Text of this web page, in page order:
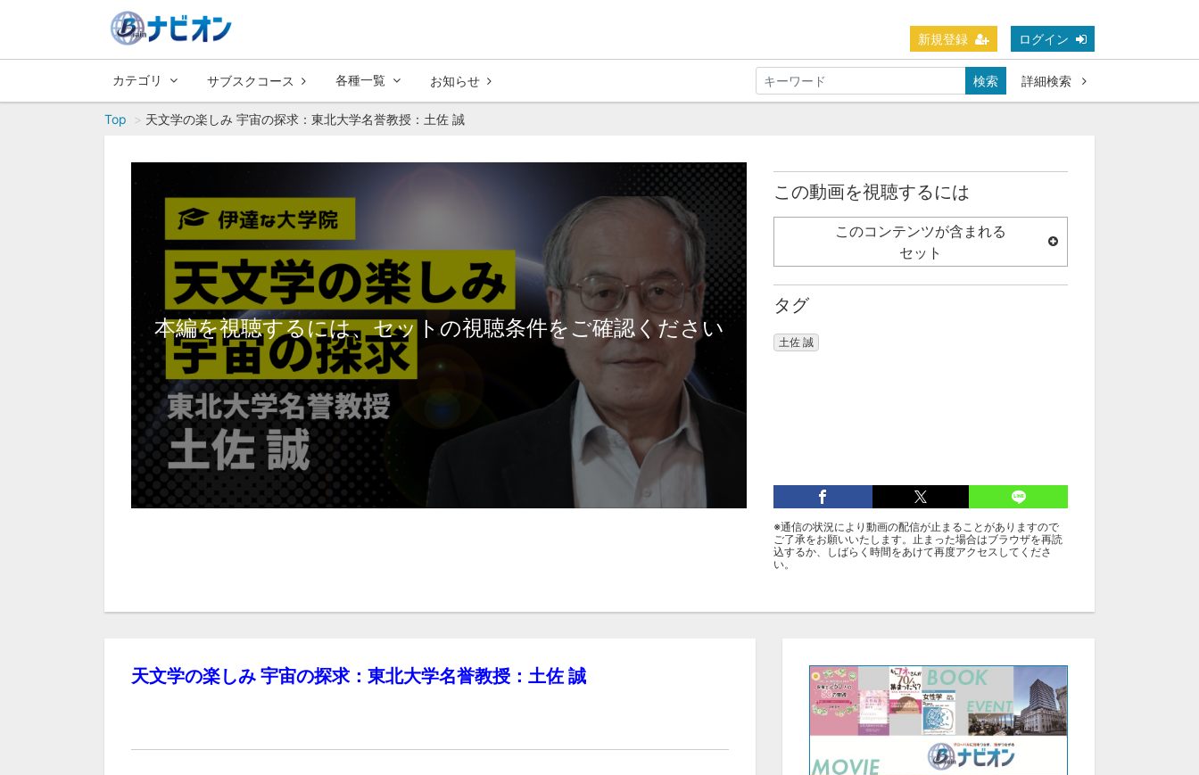
新規登録 ログイン
カテゴリ サブスクコース 各種一覧 お知らせ 検索 詳細検索
Top 天文学の楽しみ 宇宙の探求：東北大学名誉教授：土佐 誠
本編を視聴するには、セットの視聴条件をご確認ください
この動画を視聴するには
このコンテンツが含まれる
セット
タグ
土佐 誠
※通信の状況により動画の配信が止まることがありますので
ご了承をお願いいたします。止まった場合はブラウザを再読
込するか、しばらく時間をあけて再度アクセスしてくださ
い。
天文学の楽しみ 宇宙の探求：東北大学名誉教授：土佐 誠